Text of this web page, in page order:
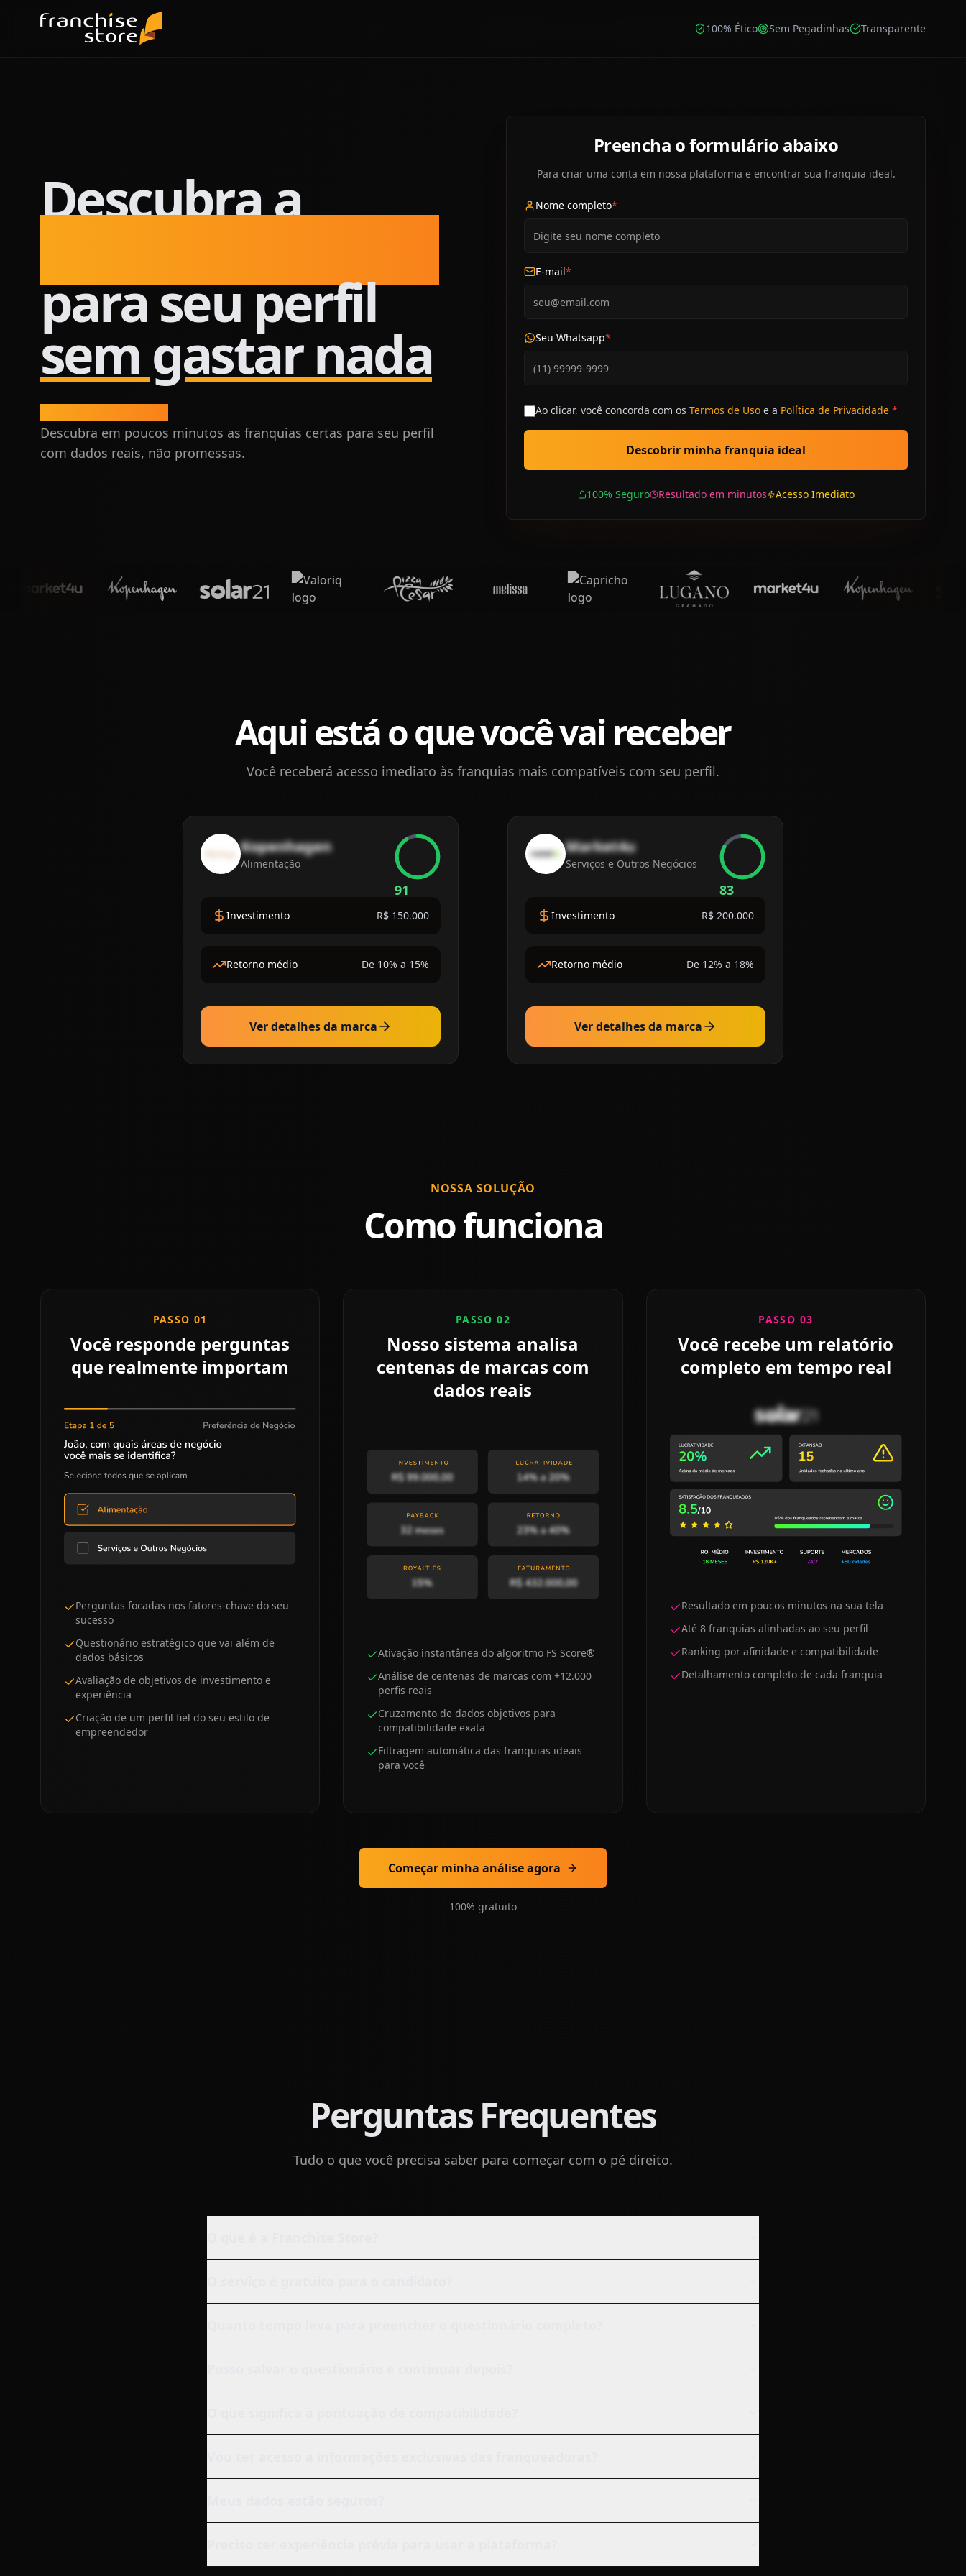
100% Ético Sem Pegadinhas Transparente
Descubra a
para seu perfil
sem gastar nada
Descubra em poucos minutos as franquias certas para seu perfil
com dados reais, não promessas.
Preencha o formulário abaixo
Para criar uma conta em nossa plataforma e encontrar sua franquia ideal.
Nome completo*
E-mail*
Seu Whatsapp*
Ao clicar, você concorda com os Termos de Uso e a Política de Privacidade *
Descobrir minha franquia ideal
100% Seguro Resultado em minutos Acesso Imediato
Aqui está o que você vai receber
Você receberá acesso imediato às franquias mais compatíveis com seu perfil.
Kopenhagen
Alimentação
91
Investimento R$ 150.000
Retorno médio De 10% a 15%
Ver detalhes da marca
Market4u
Serviços e Outros Negócios
83
Investimento R$ 200.000
Retorno médio De 12% a 18%
Ver detalhes da marca
NOSSA SOLUÇÃO
Como funciona
PASSO 01
Você responde perguntas
que realmente importam
Perguntas focadas nos fatores-chave do seu
sucesso
Questionário estratégico que vai além de
dados básicos
Avaliação de objetivos de investimento e
experiência
Criação de um perfil fiel do seu estilo de
empreendedor
PASSO 02
Nosso sistema analisa
centenas de marcas com
dados reais
Ativação instantânea do algoritmo FS Score®
Análise de centenas de marcas com +12.000
perfis reais
Cruzamento de dados objetivos para
compatibilidade exata
Filtragem automática das franquias ideais
para você
PASSO 03
Você recebe um relatório
completo em tempo real
Resultado em poucos minutos na sua tela
Até 8 franquias alinhadas ao seu perfil
Ranking por afinidade e compatibilidade
Detalhamento completo de cada franquia
Começar minha análise agora
100% gratuito
Perguntas Frequentes
Tudo o que você precisa saber para começar com o pé direito.